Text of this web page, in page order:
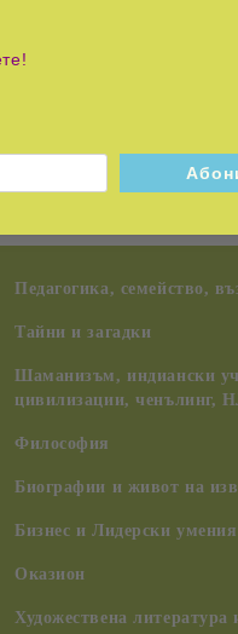
разкошната й
Педагогика, семейство,
Тайни и загадки
Шаманизъм, индиански
цивилизации, ченълинг,
Философия
Биографии и живот на
Бизнес и Лидерски умения
Оказион
Художествена литература